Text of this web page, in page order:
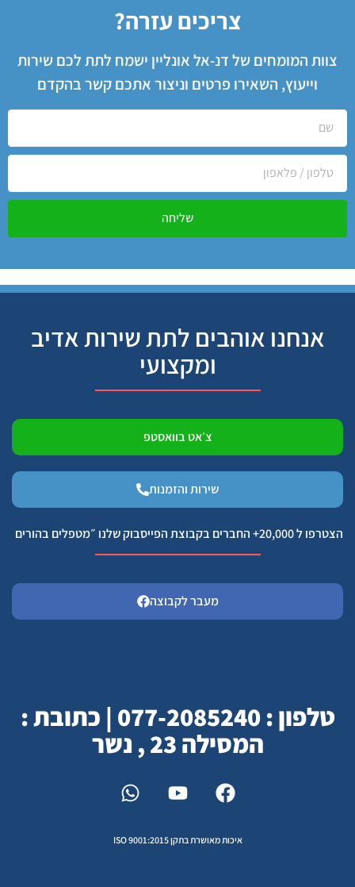
צריכים עזרה?
צוות המומחים של דנ-אל אונליין ישמח לתת לכם שירות
וייעוץ, השאירו פרטים וניצור אתכם קשר בהקדם
שליחה
אנחנו אוהבים לתת שירות אדיב
ומקצועי
צ׳אט בוואסטפ
שירות והזמנות
הצטרפו ל 20,000+ החברים בקבוצת הפייסבוק שלנו ״מטפלים בהורים
מעבר לקבוצה
טלפון : 077-2085240 | כתובת :
המסילה 23 , נשר
איכות מאושרת בתקן ISO 9001:2015